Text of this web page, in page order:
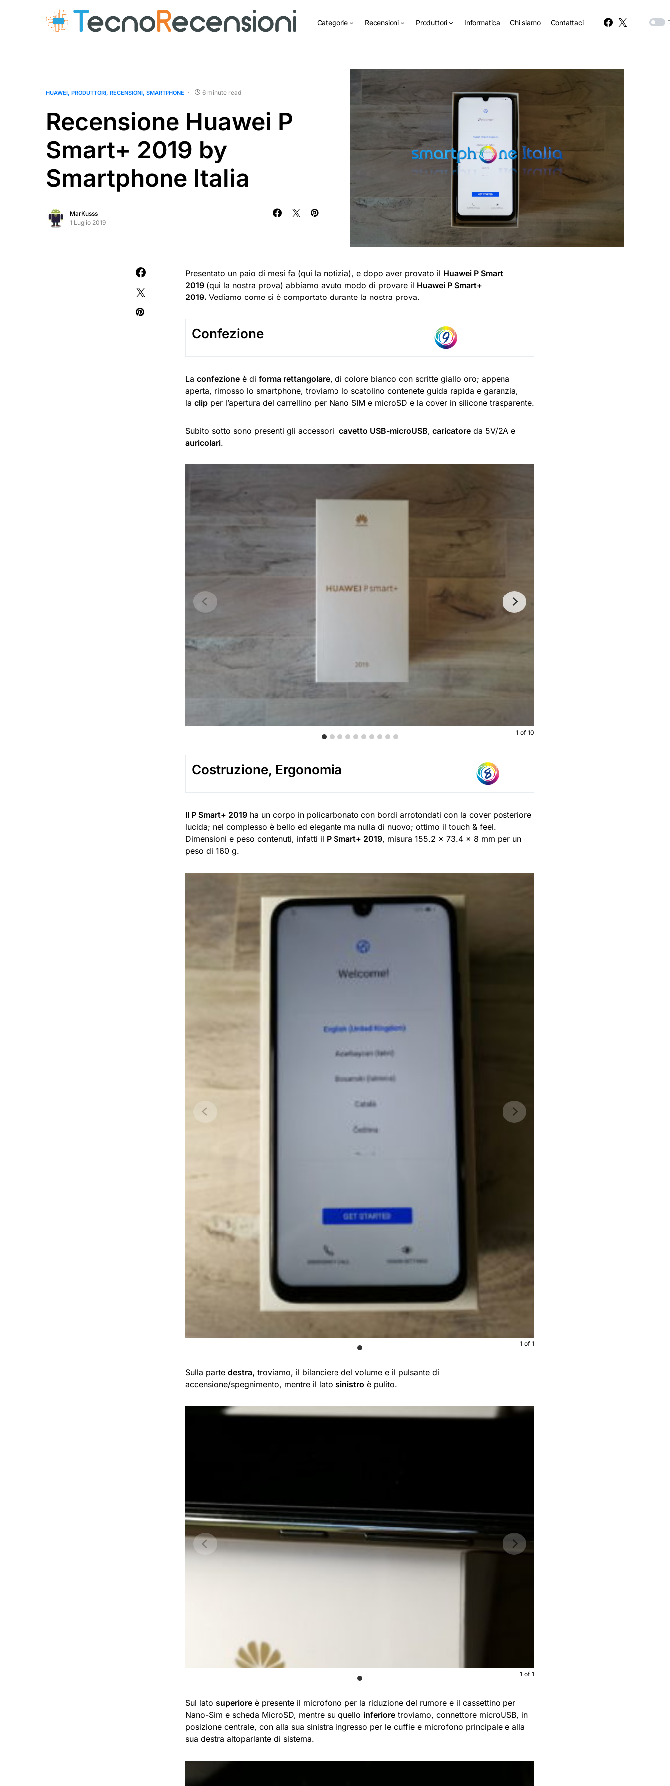
Categorie Recensioni Produttori Informatica Chi siamo Contattaci
HUAWEI PRODUTTORI RECENSIONI SMARTPHONE 6 minute read
Recensione Huawei P
Smart+ 2019 by
Smartphone Italia
MarKusss
1 Luglio 2019
Presentato un paio di mesi fa (qui la notizia), e dopo aver provato il Huawei P Smart
2019 (qui la nostra prova) abbiamo avuto modo di provare il Huawei P Smart+
2019. Vediamo come si è comportato durante la nostra prova.
Confezione
La confezione è di forma rettangolare, di colore bianco con scritte giallo oro; appena
aperta, rimosso lo smartphone, troviamo lo scatolino contenete guida rapida e garanzia,
la clip per l’apertura del carrellino per Nano SIM e microSD e la cover in silicone trasparente.
Subito sotto sono presenti gli accessori, cavetto USB-microUSB, caricatore da 5V/2A e
auricolari.
1 of 10
Costruzione, Ergonomia
Il P Smart+ 2019 ha un corpo in policarbonato con bordi arrotondati con la cover posteriore
lucida; nel complesso è bello ed elegante ma nulla di nuovo; ottimo il touch & feel.
Dimensioni e peso contenuti, infatti il P Smart+ 2019, misura 155.2 x 73.4 x 8 mm per un
peso di 160 g.
1 of 1
Sulla parte destra, troviamo, il bilanciere del volume e il pulsante di
accensione/spegnimento, mentre il lato sinistro è pulito.
1 of 1
Sul lato superiore è presente il microfono per la riduzione del rumore e il cassettino per
Nano-Sim e scheda MicroSD, mentre su quello inferiore troviamo, connettore microUSB, in
posizione centrale, con alla sua sinistra ingresso per le cuffie e microfono principale e alla
sua destra altoparlante di sistema.